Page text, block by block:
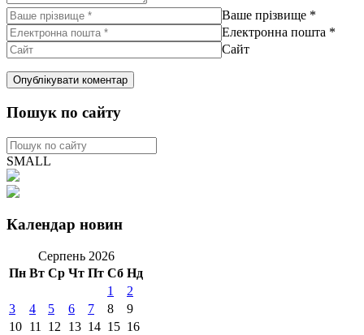
Ваше прізвище *
Електронна пошта *
Сайт
Пошук по сайту
SMALL
Календар новин
Серпень 2026
Пн Вт Ср Чт Пт Сб Нд
1
2
3
4 5 6 7 8
9
10 11 12 13 14 15 16